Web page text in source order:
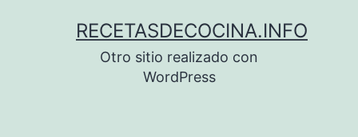
RECETASDECOCINA.INFO
Otro sitio realizado con
WordPress